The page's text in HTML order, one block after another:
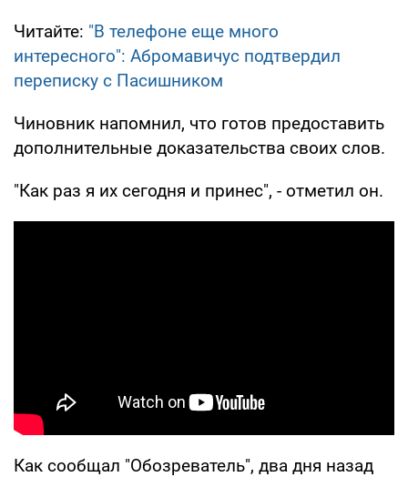
Читайте: "В телефоне еще много
интересного": Абромавичус подтвердил
переписку с Пасишником
Чиновник напомнил, что готов предоставить
дополнительные доказательства своих слов.
"Как раз я их сегодня и принес", - отметил он.
Как сообщал "Обозреватель", два дня назад